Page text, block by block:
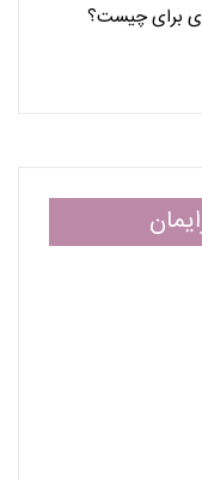
برای چیست؟